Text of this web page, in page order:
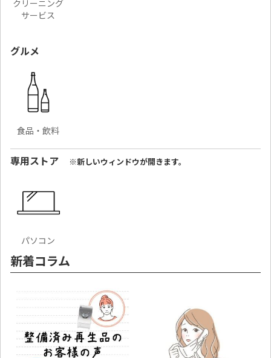
クリーニング
サービス
グルメ
食品・飲料
専用ストア ※新しいウィンドウが開きます。
パソコン
新着コラム